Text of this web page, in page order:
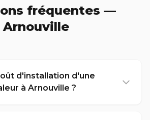
fréquentes —
Arnouville
d'installation d'une
à Arnouville ?